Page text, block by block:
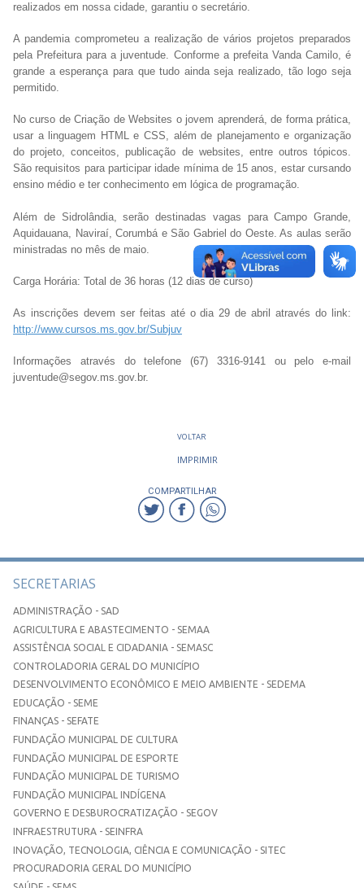
realizados em nossa cidade, garantiu o secretário.
A pandemia comprometeu a realização de vários projetos preparados
pela Prefeitura para a juventude. Conforme a prefeita Vanda Camilo, é
grande a esperança para que tudo ainda seja realizado, tão logo seja
permitido.
No curso de Criação de Websites o jovem aprenderá, de forma prática,
usar a linguagem HTML e CSS, além de planejamento e organização
do projeto, conceitos, publicação de websites, entre outros tópicos.
São requisitos para participar idade mínima de 15 anos, estar cursando
ensino médio e ter conhecimento em lógica de programação.
Além de Sidrolândia, serão destinadas vagas para Campo Grande,
Aquidauana, Naviraí, Corumbá e São Gabriel do Oeste. As aulas serão
ministradas no mês de maio.
Carga Horária: Total de 36 horas (12 dias de curso)
As inscrições devem ser feitas até o dia 29 de abril através do link:
http://www.cursos.ms.gov.br/Subjuv
Informações através do telefone (67) 3316-9141 ou pelo e-mail
juventude@segov.ms.gov.br.
VOLTAR
IMPRIMIR
COMPARTILHAR
SECRETARIAS
ADMINISTRAÇÃO - SAD
AGRICULTURA E ABASTECIMENTO - SEMAA
ASSISTÊNCIA SOCIAL E CIDADANIA - SEMASC
CONTROLADORIA GERAL DO MUNICÍPIO
DESENVOLVIMENTO ECONÔMICO E MEIO AMBIENTE - SEDEMA
EDUCAÇÃO - SEME
FINANÇAS - SEFATE
FUNDAÇÃO MUNICIPAL DE CULTURA
FUNDAÇÃO MUNICIPAL DE ESPORTE
FUNDAÇÃO MUNICIPAL DE TURISMO
FUNDAÇÃO MUNICIPAL INDÍGENA
GOVERNO E DESBUROCRATIZAÇÃO - SEGOV
INFRAESTRUTURA - SEINFRA
INOVAÇÃO, TECNOLOGIA, CIÊNCIA E COMUNICAÇÃO - SITEC
PROCURADORIA GERAL DO MUNICÍPIO